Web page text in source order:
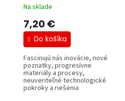
Na sklade
7,20 €
Do košíka
Fascinujú nás inovácie, nové
poznatky, progresívne
materiály a procesy,
neuveriteľné technologické
pokroky a riešenia
komplexných...